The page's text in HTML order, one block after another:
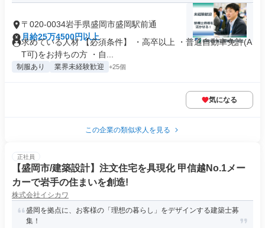
〒020-0034岩手県盛岡市盛岡駅前通
月給25万4500円以上
求めている人材 【必須条件】 ・高卒以上 ・普通自動車免許(A
T可)をお持ちの方 ・⾃...
制服あり 業界未経験歓迎 +25個
気になる
この企業の類似求人を見る
正社員
【盛岡市/建築設計】注文住宅を具現化 甲信越No.1メー
カーで岩手の住まいを創造!
株式会社イシカワ
盛岡を拠点に、お客様の「理想の暮らし」をデザインする建築士募
集！